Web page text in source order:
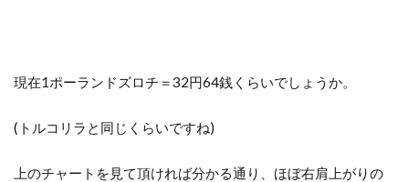
現在1ポーランドズロチ＝32円64銭くらいでしょうか。
(トルコリラと同じくらいですね)
上のチャートを見て頂ければ分かる通り、ほぼ右肩上がりの